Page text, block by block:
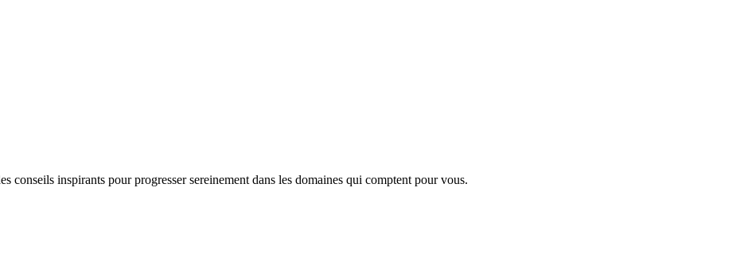
conseils inspirants pour progresser sereinement dans les domaines qui comptent pour vous.